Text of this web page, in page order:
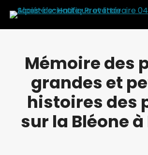
Mémoire des
grandes et
histoires des
sur la Bléone